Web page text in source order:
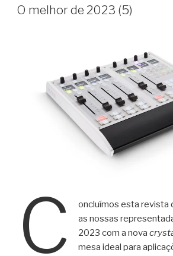
EM
O melhor de 2023 (5)
C
oncluímos esta revista
as nossas
2023 com a nova
mesa ideal para